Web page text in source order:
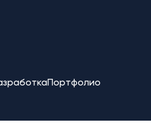
Портфолио